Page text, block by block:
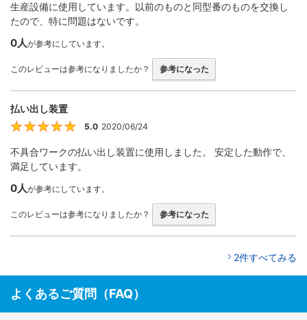
生産設備に使用しています。以前のものと同型番のものを交換し
たので、特に問題はないです。
0人が参考にしています。
このレビューは参考になりましたか？ 参考になった
払い出し装置
5
5.0 2020/06/24
不具合ワークの払い出し装置に使用しました。 安定した動作で、
満足しています。
0人が参考にしています。
このレビューは参考になりましたか？ 参考になった
2件すべてみる
よくあるご質問（FAQ）